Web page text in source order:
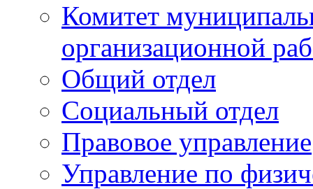
Комитет
организационной
Общий отдел
Социальный отдел
Правовое управление
Управление по